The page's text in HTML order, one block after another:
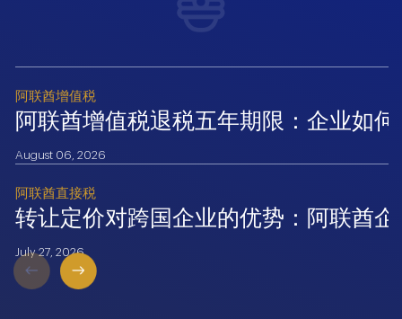
阿联酋增值税
阿联酋增值税退税五年期限：企业如
August 06, 2026
阿联酋直接税
转让定价对跨国企业的优势：阿联酋
July 27, 2026